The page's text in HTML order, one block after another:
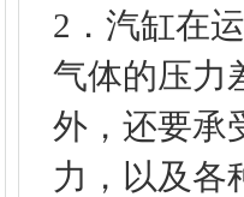
2．汽缸在
气体的压力
外，还要承
力，以及各